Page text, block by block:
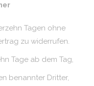
Tagen ohne
zu widerrufen.
Tage ab dem Tag,
benannter Dritter,